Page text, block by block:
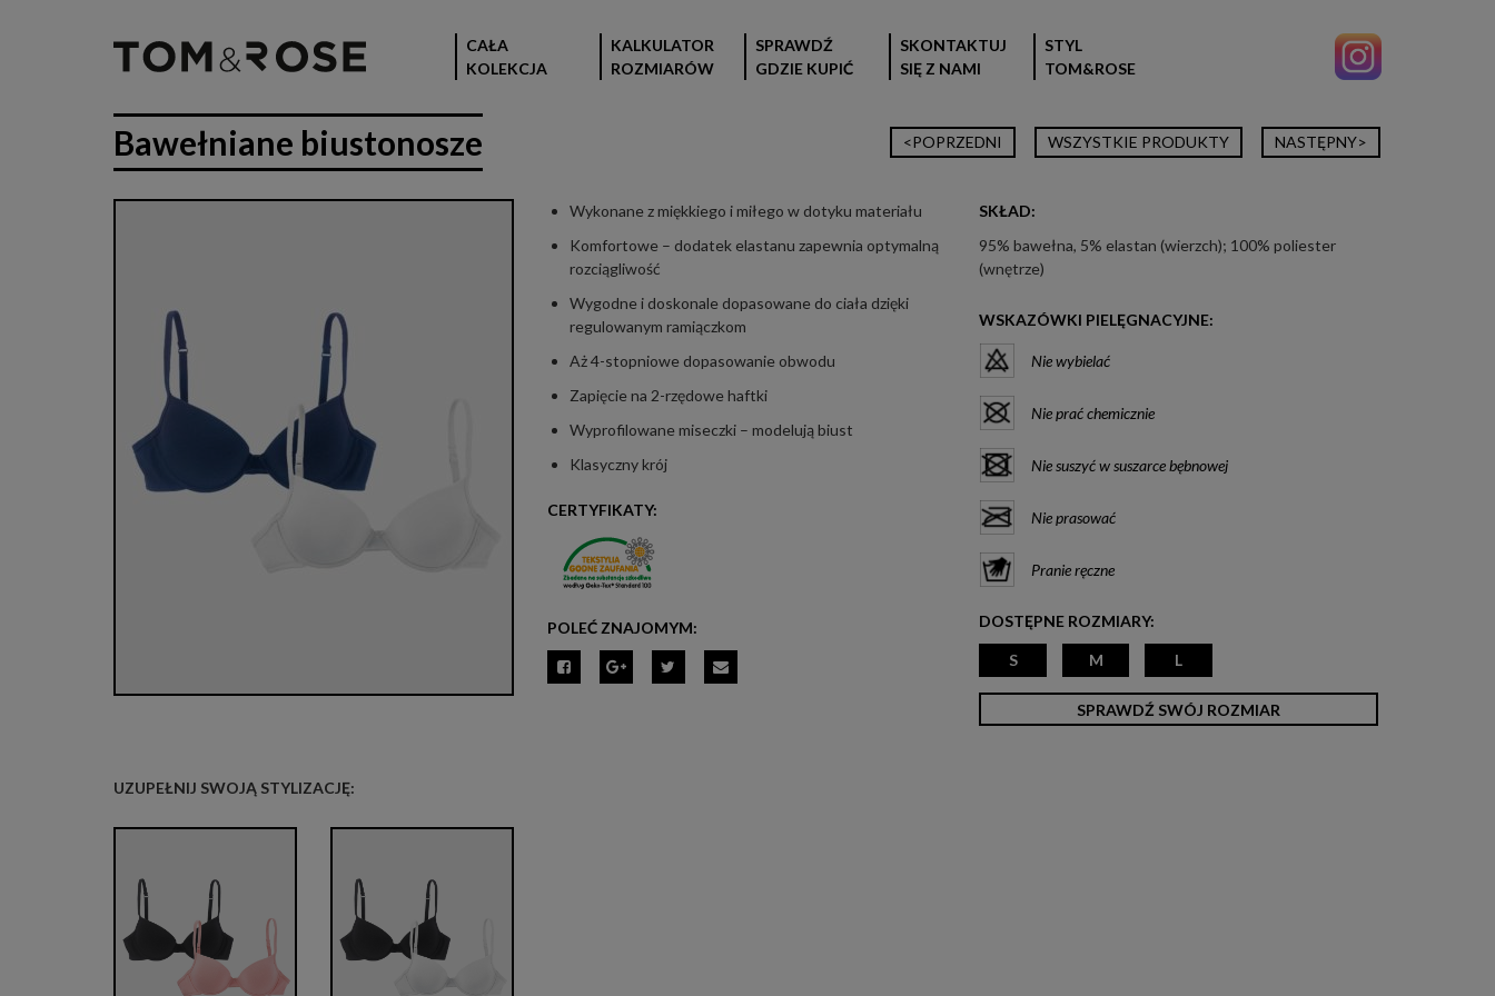
CAŁA
KOLEKCJA
KALKULATOR
ROZMIARÓW
SPRAWDŹ
GDZIE KUPIĆ
SKONTAKTUJ
SIĘ Z NAMI
STYL
TOM&ROSE
Bawełniane biustonosze <POPRZEDNI WSZYSTKIE PRODUKTY NASTĘPNY>
Wykonane z miękkiego i miłego w dotyku materiału
Komfortowe – dodatek elastanu zapewnia optymalną
rozciągliwość
Wygodne i doskonale dopasowane do ciała dzięki
regulowanym ramiączkom
Aż 4-stopniowe dopasowanie obwodu
Zapięcie na 2-rzędowe haftki
Wyprofilowane miseczki – modelują biust
Klasyczny krój
CERTYFIKATY:
POLEĆ ZNAJOMYM:
SKŁAD:
95% bawełna, 5% elastan (wierzch); 100% poliester
(wnętrze)
WSKAZÓWKI PIELĘGNACYJNE:
Nie wybielać
Nie prać chemicznie
Nie suszyć w suszarce bębnowej
Nie prasować
Pranie ręczne
DOSTĘPNE ROZMIARY:
S M L
SPRAWDŹ SWÓJ ROZMIAR
UZUPEŁNIJ SWOJĄ STYLIZACJĘ: